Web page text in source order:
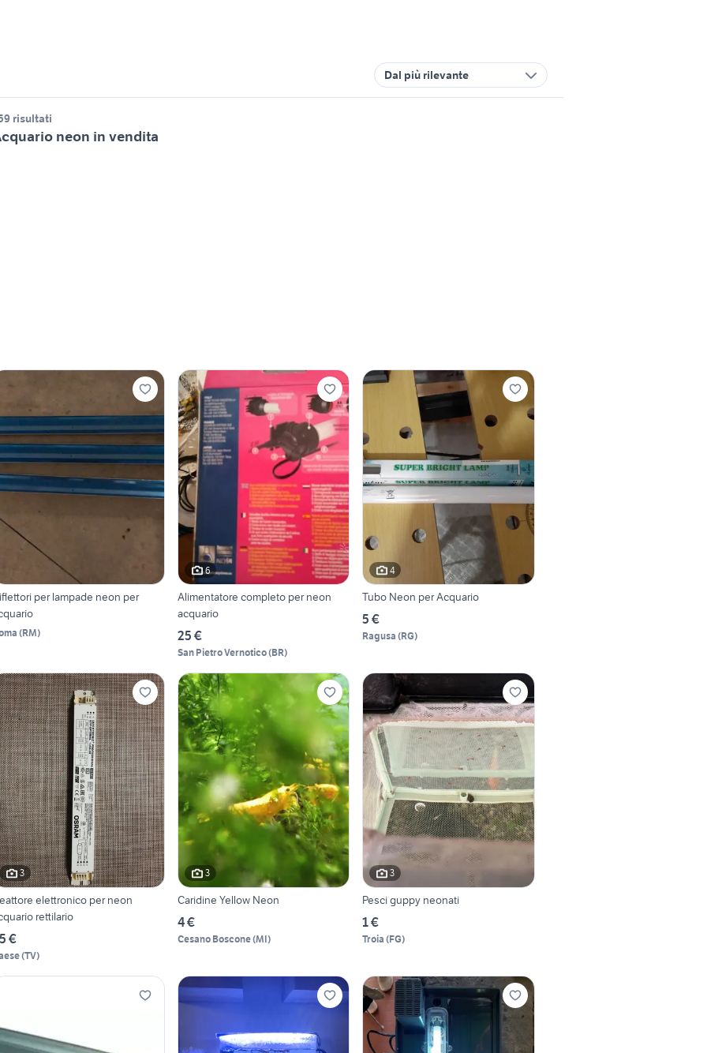
Dal più rilevante
risultati
neon in vendita
per lampade neon per
(RM)
6
Alimentatore completo per neon
acquario
25 €
San Pietro Vernotico(BR)
4
Tubo Neon per Acquario
5 €
Ragusa (RG)
3
elettronico per neon
rettilario
€
(TV)
3
Caridine Yellow Neon
4 €
Cesano Boscone(MI)
3
Pesci guppy neonati
1 €
Troia (FG)